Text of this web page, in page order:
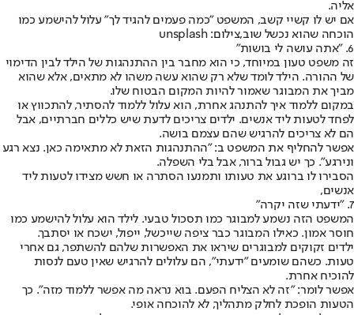
אליה.
אם יש לו קשיי קשב, המשפט "כמה פעמים להגיד לך" עלול להישמע כמו
הוכחה שהוא נכשל שוב,צילום: unsplash
6. "אתה עושה לי בושות"
זה משפט טעון במיוחד, כי הוא מחבר בין ההתנהגות של הילד לבין הדימוי
של ההורה. הילד לומד שלא רק שהוא עשה משהו לא מתאים, אלא שהוא
מביך את המבוגר שאמור להיות המקום הבטוח שלו.
במקום ללמוד איך להתנהג אחרת, הוא עלול ללמוד להסתיר, להתכווץ או
לפחד לטעות ליד אנשים. ילדים צריכים לדעת שיש כללים חברתיים, אבל
הם לא צריכים להרגיש שהם עצמם בושה.
אפשר להחליף את המשפט ב: "ההתנהגות הזאת לא מתאימה כאן. נצא רגע
ונירגע". כך יש גבול ברור, אבל בלי השפלה.
הסבירו לו ברוגע את טעותו ותמנעו הסתרה או חשש מצידו לטעות ליד
אנשים,
7. "ידעתי שזה יקרה"
המשפט הזה נשמע למבוגר כמו תסכול טבעי. לילד הוא עלול להישמע כמו
חוסר אמון. כאילו המבוגר כבר ציפה שייכשל, ייפול, ישכח או יסתבך.
ילדים זקוקים למבוגרים שיראו את האפשרות שלהם להשתפר, גם אחרי
טעות. כשהם שומעים "ידעתי", הם עלולים להרגיש שאין טעם לנסות
להוכיח אחרת.
אפשר לומר: "זה לא הצליח הפעם. בוא נראה מה אפשר ללמוד מזה". כך
הטעות הופכת לחלק מתהליך, לא להוכחה אופי.